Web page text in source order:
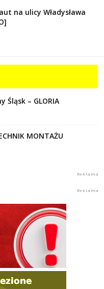
na ulicy Władysława
Śląsk – GLORIA
MONTAŻU